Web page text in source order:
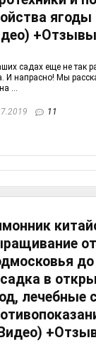
+Отзывы
садах еще не так
И напрасно! Мы
...
11
от
в
лечебные